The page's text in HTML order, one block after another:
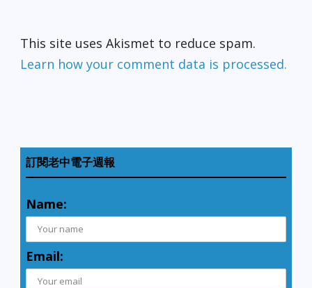
This site uses Akismet to reduce spam.
Learn how your comment data is processed.
訂閱老中電子週報
Name:
Email: